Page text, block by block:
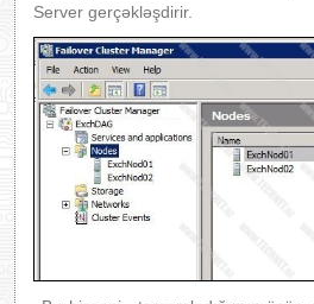
Server gerçəkləşdirir.